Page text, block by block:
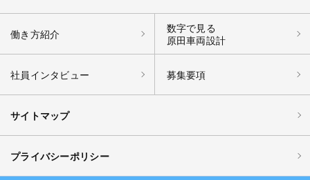
働き方紹介
数字で見る
原田車両設計
社員インタビュー 募集要項
サイトマップ
プライバシーポリシー